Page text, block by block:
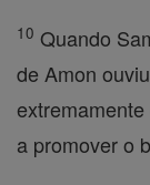
10 Quando
de Amon
a promover o